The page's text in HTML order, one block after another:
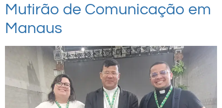
Mutirão de Comunicação em
Manaus